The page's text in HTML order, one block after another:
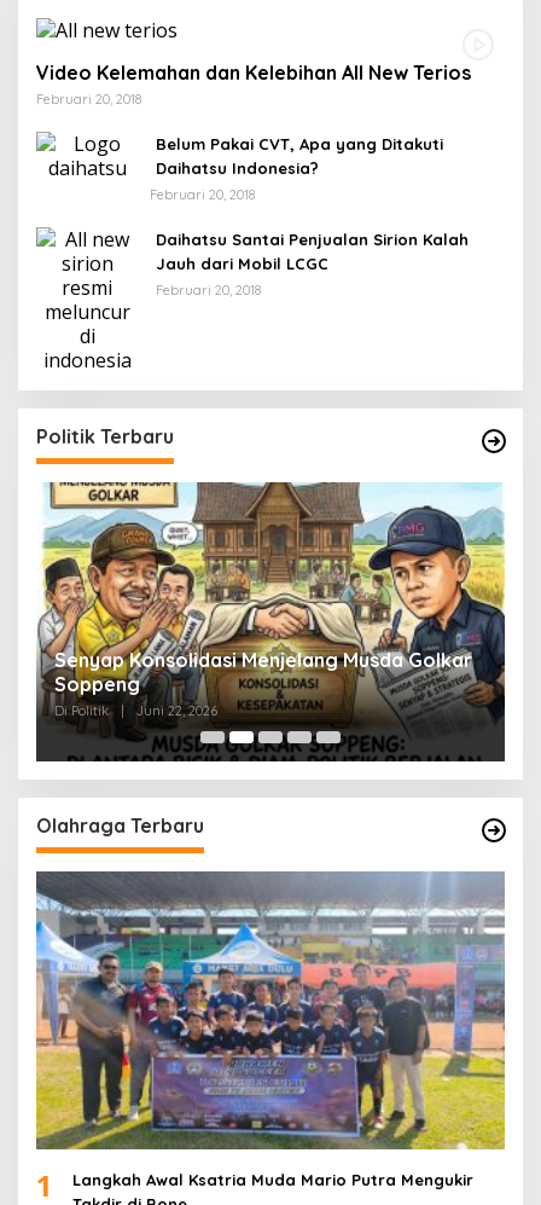
Video Kelemahan dan Kelebihan All New Terios
Februari 20, 2018
Belum Pakai CVT, Apa yang Ditakuti
Daihatsu Indonesia?
Februari 20, 2018
Daihatsu Santai Penjualan Sirion Kalah
Jauh dari Mobil LCGC
Februari 20, 2018
Politik Terbaru
Senyap Konsolidasi Menjelang Musda Golkar
Soppeng
Di Politik | Juni 22, 2026
Olahraga Terbaru
1
Langkah Awal Ksatria Muda Mario Putra Mengukir